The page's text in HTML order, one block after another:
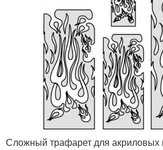
Сложный трафарет для акриловых